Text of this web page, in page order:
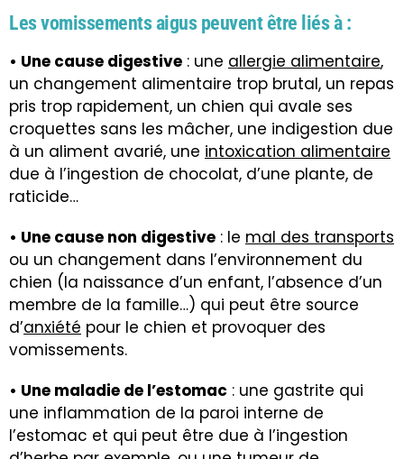
Les vomissements aigus peuvent être liés à :
• Une cause digestive : une allergie alimentaire,
un changement alimentaire trop brutal, un repas
pris trop rapidement, un chien qui avale ses
croquettes sans les mâcher, une indigestion due
à un aliment avarié, une intoxication alimentaire
due à l’ingestion de chocolat, d’une plante, de
raticide…
• Une cause non digestive : le mal des transports
ou un changement dans l’environnement du
chien (la naissance d’un enfant, l’absence d’un
membre de la famille…) qui peut être source
d’anxiété pour le chien et provoquer des
vomissements.
• Une maladie de l’estomac : une gastrite qui
une inflammation de la paroi interne de
l’estomac et qui peut être due à l’ingestion